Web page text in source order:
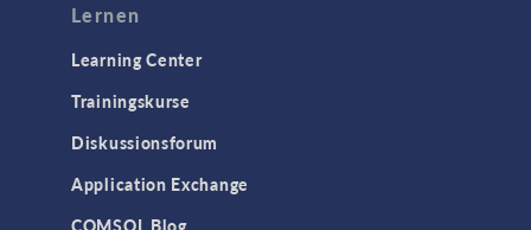
Lernen
Learning Center
Trainingskurse
Diskussionsforum
Application Exchange